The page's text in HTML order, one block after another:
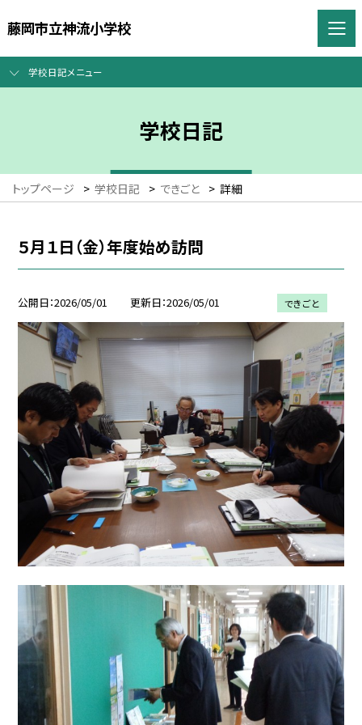
藤岡市立神流小学校
学校日記メニュー
学校日記
トップページ > 学校日記 > できごと > 詳細
５月１日（金）年度始め訪問
公開日 2026/05/01 更新日 2026/05/01 できごと